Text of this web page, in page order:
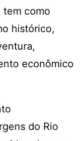
tem como
histórico,
econômico
do Rio